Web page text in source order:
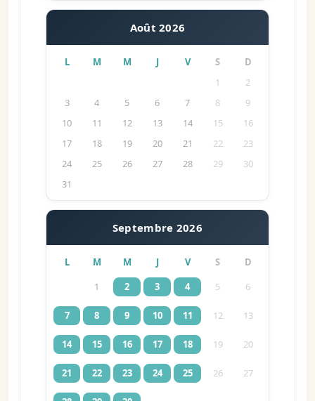
Août 2026
L M M J V S
D
1
2
3
4 5 6 7 8
9
10
11 12 13 14 15
16
17
18 19 20 21 22
23
24
25 26 27 28 29
30
31
Septembre 2026
L M M J V S
D
1
2 3 4 5 6
7 8 9 10 11 12 13
14 15 16 17 18 19 20
21 22 23 24 25 26 27